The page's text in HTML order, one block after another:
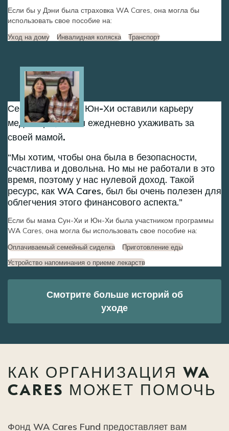
Если бы у Дэни была страховка WA Cares, она могла бы
использовать свое пособие на:
Уход на дому Инвалидная коляска Транспорт
Сестры Сон-Хи и Юн-Хи оставили карьеру
медсестры, чтобы ежедневно ухаживать за
своей мамой.
Мы хотим, чтобы она была в безопасности,
счастлива и довольна. Но мы не работали в это
время, поэтому у нас нулевой доход. Такой
ресурс, как WA Cares, был бы очень полезен для
облегчения этого финансового аспекта.
Если бы мама Сун-Хи и Юн-Хи была участником программы
WA Cares, она могла бы использовать свое пособие на:
Оплачиваемый семейный сиделка
Приготовление еды
Устройство напоминания о приеме лекарств
Image
Смотрите больше историй об
уходе
КАК ОРГАНИЗАЦИЯ WA
CARES МОЖЕТ ПОМОЧЬ
Фонд WA Cares Fund предоставляет вам